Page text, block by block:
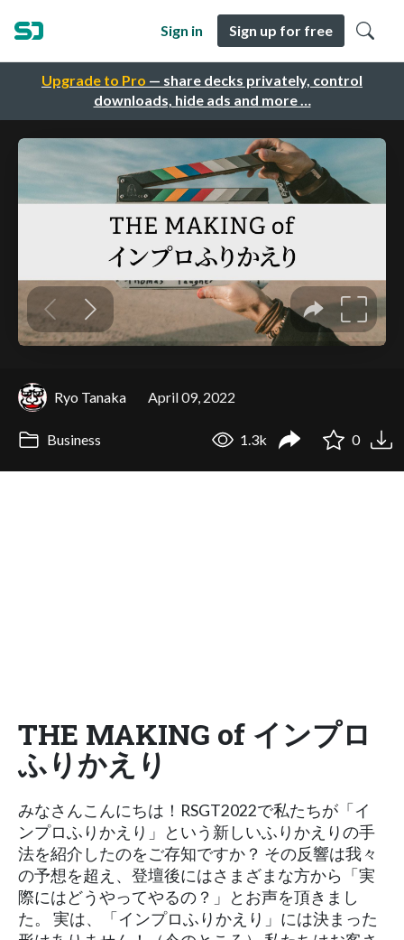
Upgrade to Pro — share decks privately, control
downloads, hide ads and more …
Sign in Sign up for free
Ryo Tanaka April 09, 2022
Business 1.3k 0
THE MAKING of インプロ
ふりかえり
みなさんこんにちは！RSGT2022で私たちが「イ
ンプロふりかえり」という新しいふりかえりの手
法を紹介したのをご存知ですか？ その反響は我々
の予想を超え、登壇後にはさまざまな方から「実
際にはどうやってやるの？」とお声を頂きまし
た。 実は、「インプロふりかえり」には決まった